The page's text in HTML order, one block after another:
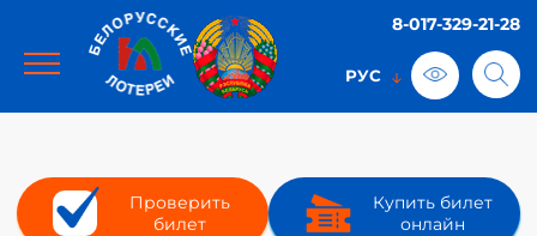
8-017-329-21-28
Проверить
билет
Купить билет
онлайн